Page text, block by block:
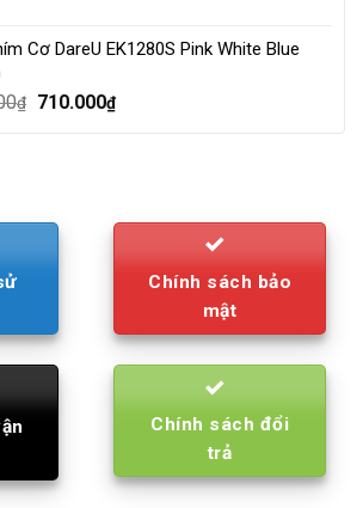
210.000₫.195.000₫.
Cơ DareU EK1280S Pink White Blue
₫
Original
710.000₫Current
Chính sách bảo
mật
Chính sách đổi
trả